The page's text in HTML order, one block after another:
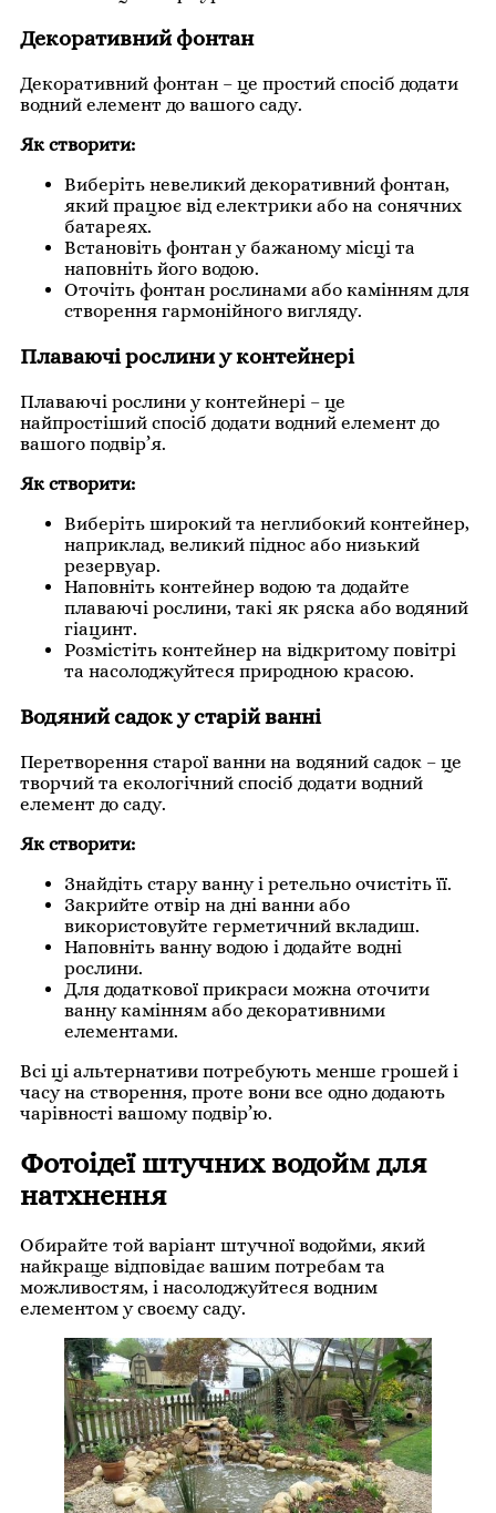
Декоративний фонтан
Декоративний фонтан – це простий спосіб додати
водний елемент до вашого саду.
Як створити:
Виберіть невеликий декоративний фонтан,
який працює від електрики або на сонячних
батареях.
Встановіть фонтан у бажаному місці та
наповніть його водою.
Оточіть фонтан рослинами або камінням для
створення гармонійного вигляду.
Плаваючі рослини у контейнері
Плаваючі рослини у контейнері – це
найпростіший спосіб додати водний елемент до
вашого подвір’я.
Як створити:
Виберіть широкий та неглибокий контейнер,
наприклад, великий піднос або низький
резервуар.
Наповніть контейнер водою та додайте
плаваючі рослини, такі як ряска або водяний
гіацинт.
Розмістіть контейнер на відкритому повітрі
та насолоджуйтеся природною красою.
Водяний садок у старій ванні
Перетворення старої ванни на водяний садок – це
творчий та екологічний спосіб додати водний
елемент до саду.
Як створити:
Знайдіть стару ванну і ретельно очистіть її.
Закрийте отвір на дні ванни або
використовуйте герметичний вкладиш.
Наповніть ванну водою і додайте водні
рослини.
Для додаткової прикраси можна оточити
ванну камінням або декоративними
елементами.
Всі ці альтернативи потребують менше грошей і
часу на створення, проте вони все одно додають
чарівності вашому подвір’ю.
Фотоідеї штучних водойм для
натхнення
Обирайте той варіант штучної водойми, який
найкраще відповідає вашим потребам та
можливостям, і насолоджуйтеся водним
елементом у своєму саду.